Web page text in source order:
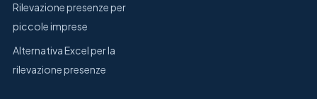
Rilevazione presenze per
piccole imprese
Alternativa Excel per la
rilevazione presenze